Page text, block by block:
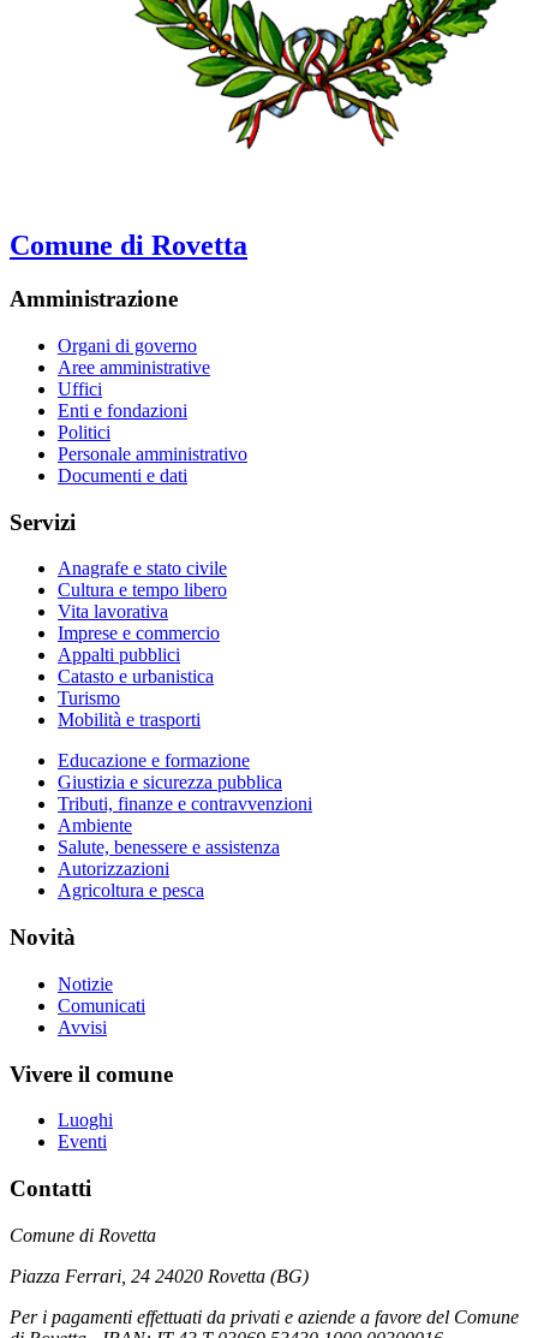
Comune di Rovetta
Amministrazione
Organi di governo
Aree amministrative
Uffici
Enti e fondazioni
Politici
Personale amministrativo
Documenti e dati
Servizi
Anagrafe e stato civile
Cultura e tempo libero
Vita lavorativa
Imprese e commercio
Appalti pubblici
Catasto e urbanistica
Turismo
Mobilità e trasporti
Educazione e formazione
Giustizia e sicurezza pubblica
Tributi, finanze e contravvenzioni
Ambiente
Salute, benessere e assistenza
Autorizzazioni
Agricoltura e pesca
Novità
Notizie
Comunicati
Avvisi
Vivere il comune
Luoghi
Eventi
Contatti
Comune di Rovetta
Piazza Ferrari, 24 24020 Rovetta (BG)
Per i pagamenti effettuati da privati e aziende a favore del Comune